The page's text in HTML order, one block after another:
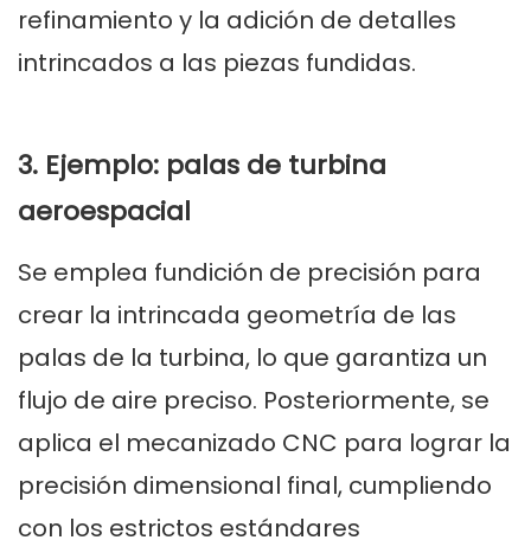
refinamiento y la adición de detalles
intrincados a las piezas fundidas.
3. Ejemplo: palas de turbina
aeroespacial
Se emplea fundición de precisión para
crear la intrincada geometría de las
palas de la turbina, lo que garantiza un
flujo de aire preciso. Posteriormente, se
aplica el mecanizado CNC para lograr la
precisión dimensional final, cumpliendo
con los estrictos estándares